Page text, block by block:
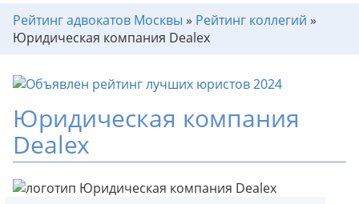
Рейтинг адвокатов Москвы » Рейтинг коллегий »
Юридическая компания Dealex
Юридическая компания
Dealex